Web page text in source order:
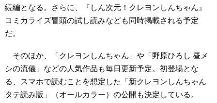
続編となる。さらに、『しん次元！クレヨンしんちゃん』
コミカライズ冒頭の試し読みなども同時掲載される予定
だ。
そのほか、「クレヨンしんちゃん」や「野原ひろし 昼メ
シの流儀」などの人気作品も毎日更新予定。初登場とな
る、スマホで読むことを想定した「新クレヨンしんちゃん
タテ読み版」（オールカラー）の公開も決定している。